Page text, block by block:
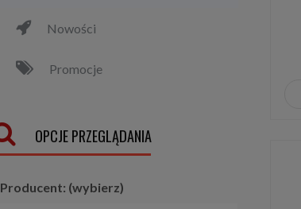
Nowości
Promocje
OPCJE PRZEGLĄDANIA
Producent: (wybierz)